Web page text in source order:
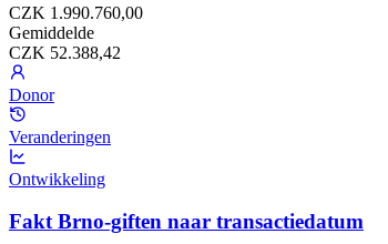
CZK 1.990.760,00
Gemiddelde
CZK 52.388,42
Donor
Veranderingen
Ontwikkeling
Fakt Brno-giften naar transactiedatum